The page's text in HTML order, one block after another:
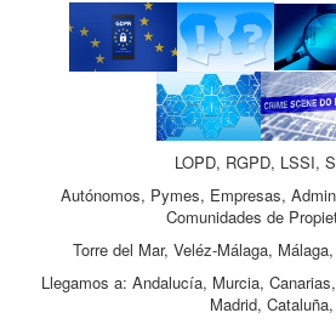
LOPD, RGPD, LSSI,
Autónomos, Pymes, Empresas,
Comunidades de
Torre del Mar, Veléz-Málaga,
Llegamos a: Andalucía, Murcia,
Madrid, Cataluña,